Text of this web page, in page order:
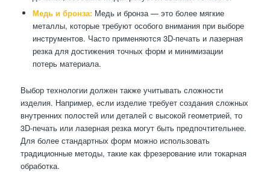
Медь и бронза:Медь и бронза — это более мягкие
металлы, которые требуют особого внимания при выборе
инструментов. Часто применяются 3D-печать и лазерная
резка для достижения точных форм и минимизации
потерь материала.
Выбор технологии должен также учитывать сложности
изделия. Например, если изделие требует создания сложных
внутренних полостей или деталей с высокой геометрией, то
3D-печать или лазерная резка могут быть предпочтительнее.
Для более стандартных форм можно использовать
традиционные методы, такие как фрезерование или токарная
обработка.